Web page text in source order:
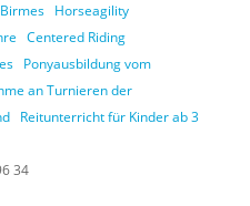
Horseagility
Centered Riding
Ponyausbildung vom
an Turnieren der
Reitunterricht für Kinder ab 3
34